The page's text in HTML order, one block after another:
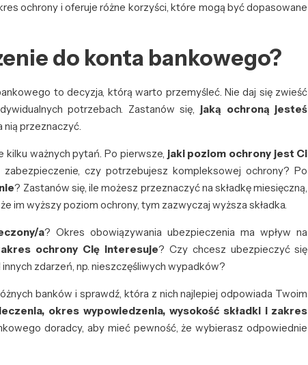
ochrony i oferuje różne korzyści, które mogą być dopasowane
do konta bankowego?
to decyzja, którą warto przemyśleć. Nie daj się zwieść
potrzebach. Zastanów się, jaką ochroną jesteś
nią przeznaczyć.
ważnych pytań. Po pierwsze, jaki poziom ochrony jest Ci
czy potrzebujesz kompleksowej ochrony? Po
? Zastanów się, ile możesz przeznaczyć na składkę miesięczną,
im wyższy poziom ochrony, tym zazwyczaj wyższa składka.
a? Okres obowiązywania ubezpieczenia ma wpływ na
ochrony Cię interesuje? Czy chcesz ubezpieczyć się
zdarzeń, np. nieszczęśliwych wypadków?
banków i sprawdź, która z nich najlepiej odpowiada Twoim
okres wypowiedzenia, wysokość składki i zakres
doradcy, aby mieć pewność, że wybierasz odpowiednie